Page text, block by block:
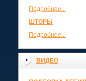
Подробнее...
ШТОРЫ
Подробнее...
ВИДЕО